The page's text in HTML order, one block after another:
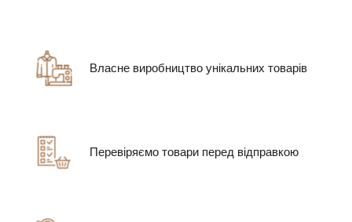
Власне виробництво унікальних товарів
Перевіряємо товари перед відправкою